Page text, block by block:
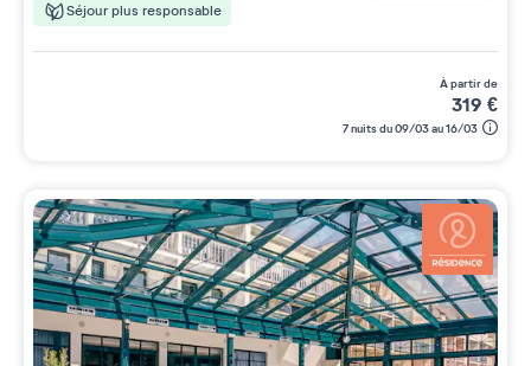
Séjour plus responsable
à partir de
319 €
7 nuits du 09/03 au 16/03